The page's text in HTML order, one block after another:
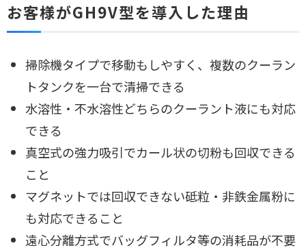
お客様がGH9V型を導入した理由
掃除機タイプで移動もしやすく、複数のクーラン
トタンクを一台で清掃できる
水溶性・不水溶性どちらのクーラント液にも対応
できる
真空式の強力吸引でカール状の切粉も回収できる
こと
マグネットでは回収できない砥粒・非鉄金属粉に
も対応できること
遠心分離方式でバッグフィルタ等の消耗品が不要